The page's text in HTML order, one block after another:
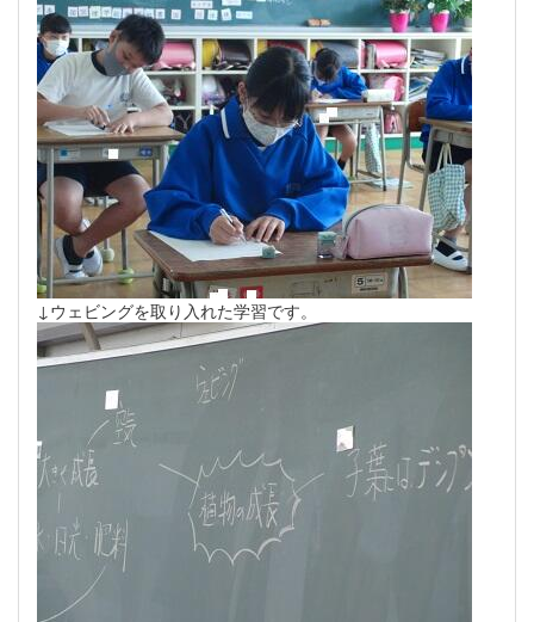
↓ウェビングを取り入れた学習です。